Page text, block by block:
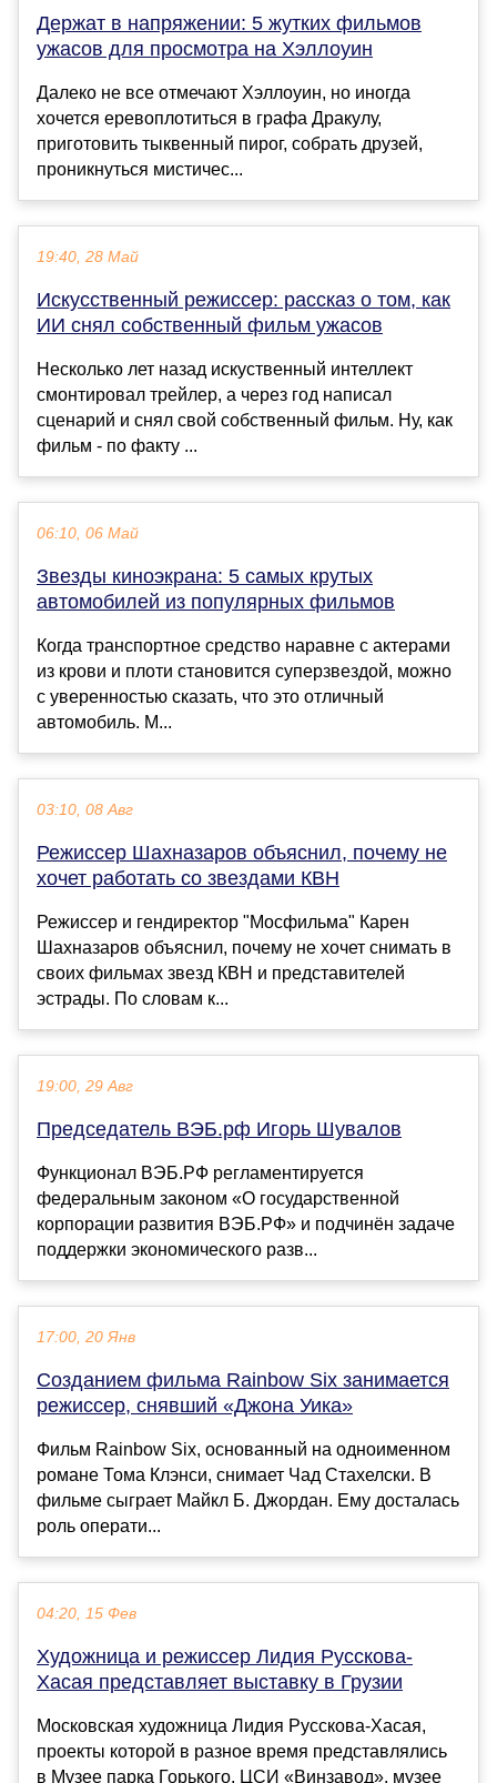
Держат в напряжении: 5 жутких фильмов
ужасов для просмотра на Хэллоуин
Далеко не все отмечают Хэллоуин, но иногда
хочется еревоплотиться в графа Дракулу,
приготовить тыквенный пирог, собрать друзей,
проникнуться мистичес...
19:40, 28 Май
Искусственный режиссер: рассказ о том, как
ИИ снял собственный фильм ужасов
Несколько лет назад искуственный интеллект
смонтировал трейлер, а через год написал
сценарий и снял свой собственный фильм. Ну, как
фильм - по факту ...
06:10, 06 Май
Звезды киноэкрана: 5 самых крутых
автомобилей из популярных фильмов
Когда транспортное средство наравне с актерами
из крови и плоти становится суперзвездой, можно
с уверенностью сказать, что это отличный
автомобиль. М...
03:10, 08 Авг
Режиссер Шахназаров объяснил, почему не
хочет работать со звездами КВН
Режиссер и гендиректор "Мосфильма" Карен
Шахназаров объяснил, почему не хочет снимать в
своих фильмах звезд КВН и представителей
эстрады. По словам к...
19:00, 29 Авг
Председатель ВЭБ.рф Игорь Шувалов
Функционал ВЭБ.РФ регламентируется
федеральным законом «О государственной
корпорации развития ВЭБ.РФ» и подчинён задаче
поддержки экономического разв...
17:00, 20 Янв
Созданием фильма Rainbow Six занимается
режиссер, снявший «Джона Уика»
Фильм Rainbow Six, основанный на одноименном
романе Тома Клэнси, снимает Чад Стахелски. В
фильме сыграет Майкл Б. Джордан. Ему досталась
роль операти...
04:20, 15 Фев
Художница и режиссер Лидия Русскова-
Хасая представляет выставку в Грузии
Московская художница Лидия Русскова-Хасая,
проекты которой в разное время представлялись
в Музее парка Горького, ЦСИ «Винзавод», музее